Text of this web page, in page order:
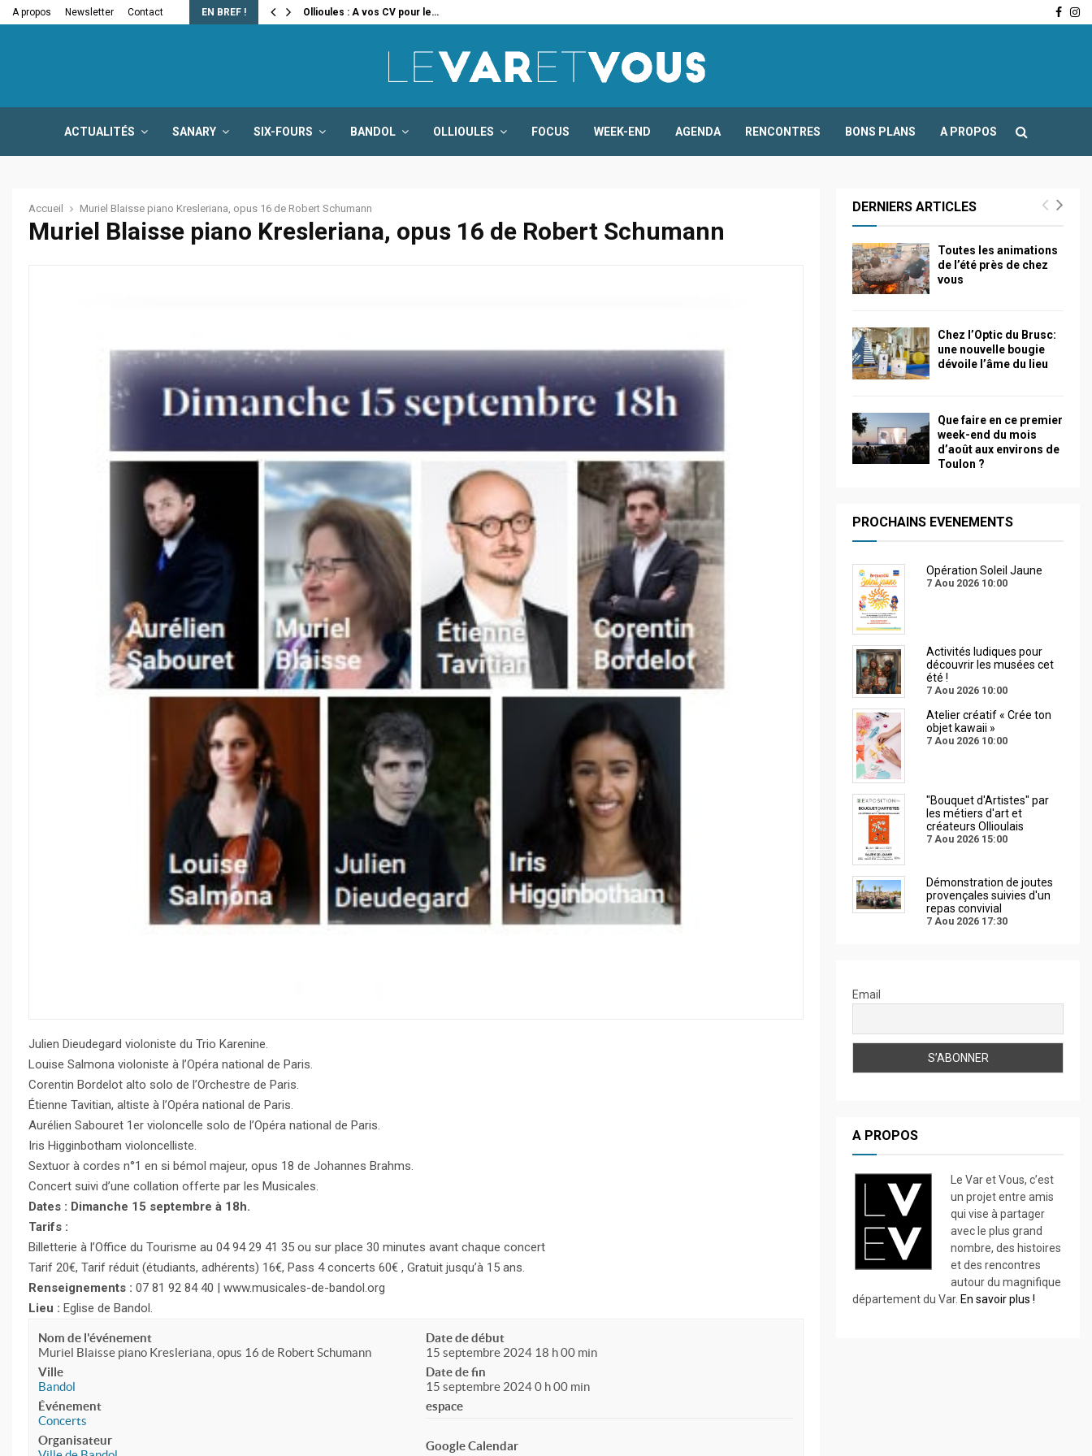
A propos Newsletter Contact EN BREF !
la fermeture… Ollioules : A vos CV pour le…
ACTUALITÉS SANARY SIX-FOURS BANDOL OLLIOULES FOCUS WEEK-END AGENDA RENCONTRES BONS PLANS A PROPOS
Accueil Muriel Blaisse piano Kresleriana, opus 16 de Robert Schumann
Muriel Blaisse piano Kresleriana, opus 16 de Robert Schumann
Julien Dieudegard violoniste du Trio Karenine.
Louise Salmona violoniste à l’Opéra national de Paris.
Corentin Bordelot alto solo de l’Orchestre de Paris.
Étienne Tavitian, altiste à l’Opéra national de Paris.
Aurélien Sabouret 1er violoncelle solo de l’Opéra national de Paris.
Iris Higginbotham violoncelliste.
Sextuor à cordes n°1 en si bémol majeur, opus 18 de Johannes Brahms.
Concert suivi d’une collation offerte par les Musicales.
Dates : Dimanche 15 septembre à 18h.
Tarifs :
Billetterie à l’Office du Tourisme au 04 94 29 41 35 ou sur place 30 minutes avant chaque concert
Tarif 20€, Tarif réduit (étudiants, adhérents) 16€, Pass 4 concerts 60€ , Gratuit jusqu’à 15 ans.
Renseignements : 07 81 92 84 40 | www.musicales-de-bandol.org
Lieu : Eglise de Bandol.
Nom de l'événement
Muriel Blaisse piano Kresleriana, opus 16 de Robert Schumann
Ville
Bandol
Événement
Concerts
Organisateur
Date de début
15 septembre 2024 18 h 00 min
Date de fin
15 septembre 2024 0 h 00 min
espace
Google Calendar
DERNIERS ARTICLES
Toutes les animations
de l’été près de chez
vous
Chez l’Optic du Brusc:
une nouvelle bougie
dévoile l’âme du lieu
Que faire en ce premier
week-end du mois
d’août aux environs de
Toulon ?
PROCHAINS EVENEMENTS
Opération Soleil Jaune
7 Aou 2026 10:00
Activités ludiques pour
découvrir les musées cet
été !
7 Aou 2026 10:00
Atelier créatif « Crée ton
objet kawaii »
7 Aou 2026 10:00
"Bouquet d'Artistes" par
les métiers d'art et
créateurs Ollioulais
7 Aou 2026 15:00
Démonstration de joutes
provençales suivies d'un
repas convivial
7 Aou 2026 17:30
Email
A PROPOS
Le Var et Vous, c’est
un projet entre amis
qui vise à partager
avec le plus grand
nombre, des histoires
et des rencontres
autour du magnifique
département du Var. En savoir plus !